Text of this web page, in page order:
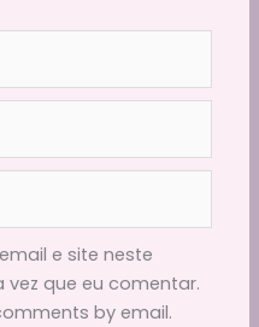
e site neste
que eu comentar.
by email.